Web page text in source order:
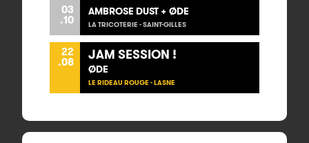
03
.10
AMBROSE DUST + ØDE
LA TRICOTERIE - SAINT-GILLES
22
.08 JAM SESSION !
ØDE
LE RIDEAU ROUGE - LASNE